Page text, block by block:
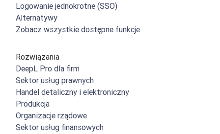
Logowanie jednokrotne (SSO)
Alternatywy
Zobacz wszystkie dostępne funkcje
Rozwiązania
DeepL Pro dla firm
Sektor usług prawnych
Handel detaliczny i elektroniczny
Produkcja
Organizacje rządowe
Sektor usług finansowych